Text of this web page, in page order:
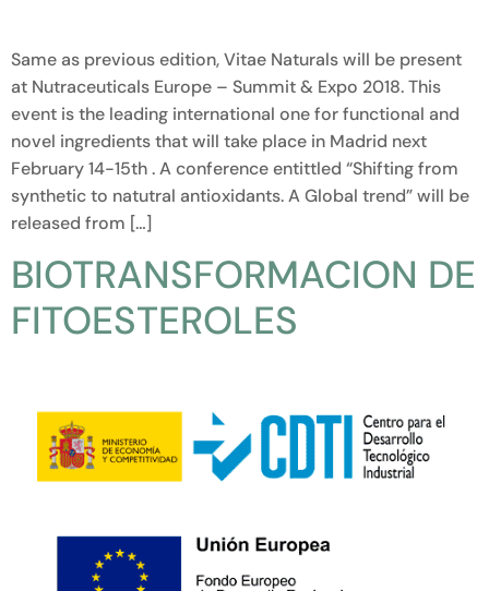
Same as previous edition, Vitae Naturals will be present
at Nutraceuticals Europe – Summit & Expo 2018. This
event is the leading international one for functional and
novel ingredients that will take place in Madrid next
February 14-15th . A conference entittled “Shifting from
synthetic to natutral antioxidants. A Global trend” will be
released from […]
BIOTRANSFORMACION DE
FITOESTEROLES